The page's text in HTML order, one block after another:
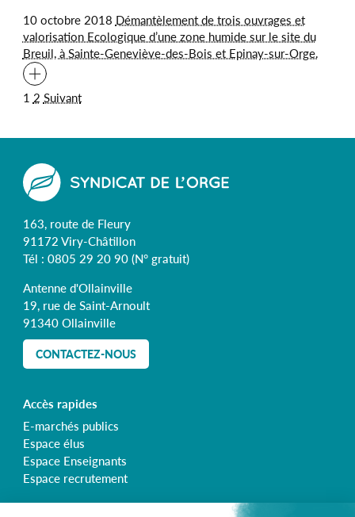
10 octobre 2018 Démantèlement de trois ouvrages et
valorisation Ecologique d’une zone humide sur le site du
Breuil, à Sainte-Geneviève-des-Bois et Epinay-sur-Orge.
Pagination
publications
1 2 Suivant
163, route de Fleury
91172 Viry-Châtillon
Tél : 0805 29 20 90(N° gratuit)
Antenne d'Ollainville
19, rue de Saint-Arnoult
91340 Ollainville
CONTACTEZ-NOUS
Accès rapides
E-marchés publics
Espace élus
Espace Enseignants
Espace recrutement